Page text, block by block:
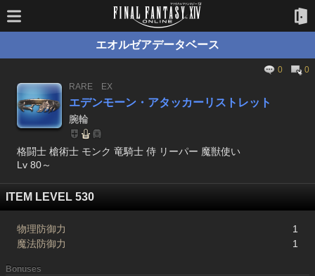
エオルゼアデータベース
0
0
RARE
EX
エデンモーン・アタッカーリストレット
腕輪
格闘士 槍術士 モンク 竜騎士 侍 リーパー 魔獣使い
Lv 80～
ITEM LEVEL 530
物理防御力
1
魔法防御力
1
Bonuses